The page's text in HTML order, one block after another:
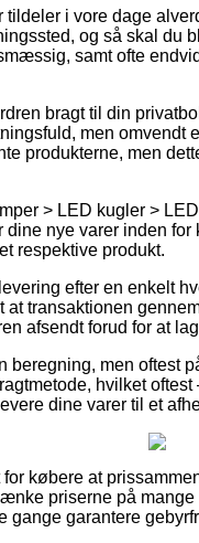
tildeler i vore dage
og så skal du
samt ofte
bragt til din
men
produkterne, men
> LED kugler >
nye varer inden
respektive produkt.
efter en enkelt
at transaktionen
afsendt forud for at
beregning, men oftest
hvilket
dine varer til et
købere at
priserne på
gange garantere